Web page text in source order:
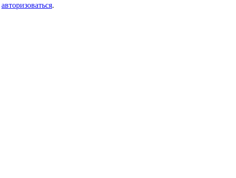
авторизоваться.